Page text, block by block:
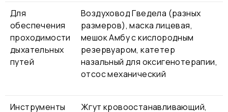
Для
обеспечения
проходимости
дыхательных
путей
Воздуховод Гведела (разных
размеров), маска лицевая,
мешок Амбу с кислородным
резервуаром, катетер
назальный для оксигенотерапии,
отсос механический
Инструменты
Жгут кровоостанавливающий,